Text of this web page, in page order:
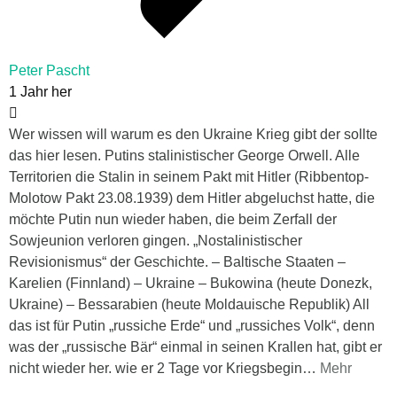
Peter Pascht
1 Jahr her
Wer wissen will warum es den Ukraine Krieg gibt der sollte
das hier lesen. Putins stalinistischer George Orwell. Alle
Territorien die Stalin in seinem Pakt mit Hitler (Ribbentop-
Molotow Pakt 23.08.1939) dem Hitler abgeluchst hatte, die
möchte Putin nun wieder haben, die beim Zerfall der
Sowjeunion verloren gingen. „Nostalinistischer
Revisionismus“ der Geschichte. – Baltische Staaten –
Karelien (Finnland) – Ukraine – Bukowina (heute Donezk,
Ukraine) – Bessarabien (heute Moldauische Republik) All
das ist für Putin „russiche Erde“ und „russiches Volk“, denn
was der „russische Bär“ einmal in seinen Krallen hat, gibt er
nicht wieder her. wie er 2 Tage vor Kriegsbegin… Mehr